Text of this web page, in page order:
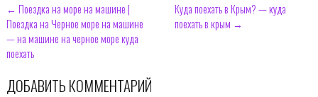
← Поездка на море на машине |
Поездка на Черное море на машине
— на машине на черное море куда
поехать
Куда поехать в Крым? — куда
поехать в крым →
ДОБАВИТЬ КОММЕНТАРИЙ